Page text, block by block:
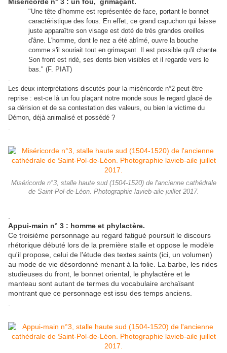
"Une tête d'homme est représentée de face, portant le bonnet
caractéristique des fous. En effet, ce grand capuchon qui laisse
juste apparaître son visage est doté de très grandes oreilles
d'âne. L'homme, dont le nez a été abîmé, ouvre la bouche
comme s'il souriait tout en grimaçant. Il est possible qu'il chante.
Son front est ridé, ses dents bien visibles et il regarde vers le
bas." (F. PIAT)
.
Les deux interprétations discutés pour la miséricorde n°2 peut être
reprise : est-ce là un fou plaçant notre monde sous le regard glacé de
sa dérision et de sa contestation des valeurs, ou bien la victime du
Démon, déjà animalisé et possédé ?
.
Miséricorde n°3, stalle haute sud (1504-1520) de l'ancienne cathédrale
de Saint-Pol-de-Léon. Photographie lavieb-aile juillet 2017.
Appui-main n° 3 : homme et phylactère.
Ce troisième personnage au regard fatigué poursuit le discours
rhétorique débuté lors de la première stalle et oppose le modèle
qu'il propose, celui de l'étude des textes saints (ici, un volumen)
au mode de vie désordonné menant à la folie. La barbe, les rides
studieuses du front, le bonnet oriental, le phylactère et le
manteau sont autant de termes du vocabulaire archaïsant
montrant que ce personnage est issu des temps anciens.